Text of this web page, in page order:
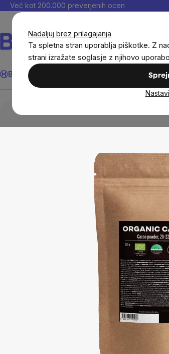
Nadaljuj brez prilagajanja
Ta spletna stran uporablja piškotke. Z
strani izražate soglasje z njihovo
Preskoči
Več kot 200.000 preverjenih ocen
Išči
BrainMax®
Kakav in